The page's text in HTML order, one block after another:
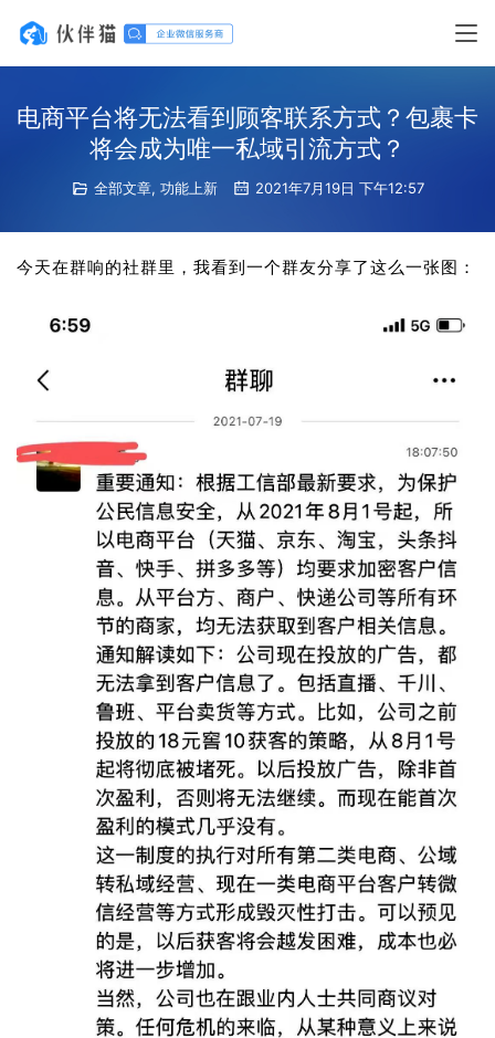
电商平台将无法看到顾客联系方式？包裹卡
将会成为唯一私域引流方式？
全部文章, 功能上新 2021年7月19日 下午12:57
今天在群响的社群里，我看到一个群友分享了这么一张图：